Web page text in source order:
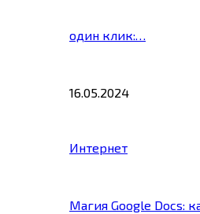
один клик:…
16.05.2024
Интернет
Магия Google Docs: